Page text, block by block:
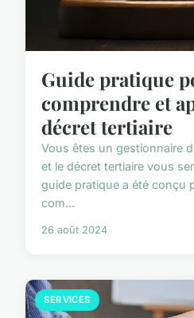
Guide pratique
comprendre et
décret tertiaire
Vous êtes un gestionnaire
et le décret tertiaire vous
guide pratique a été conçu
com...
26 août 2024
SERVICES